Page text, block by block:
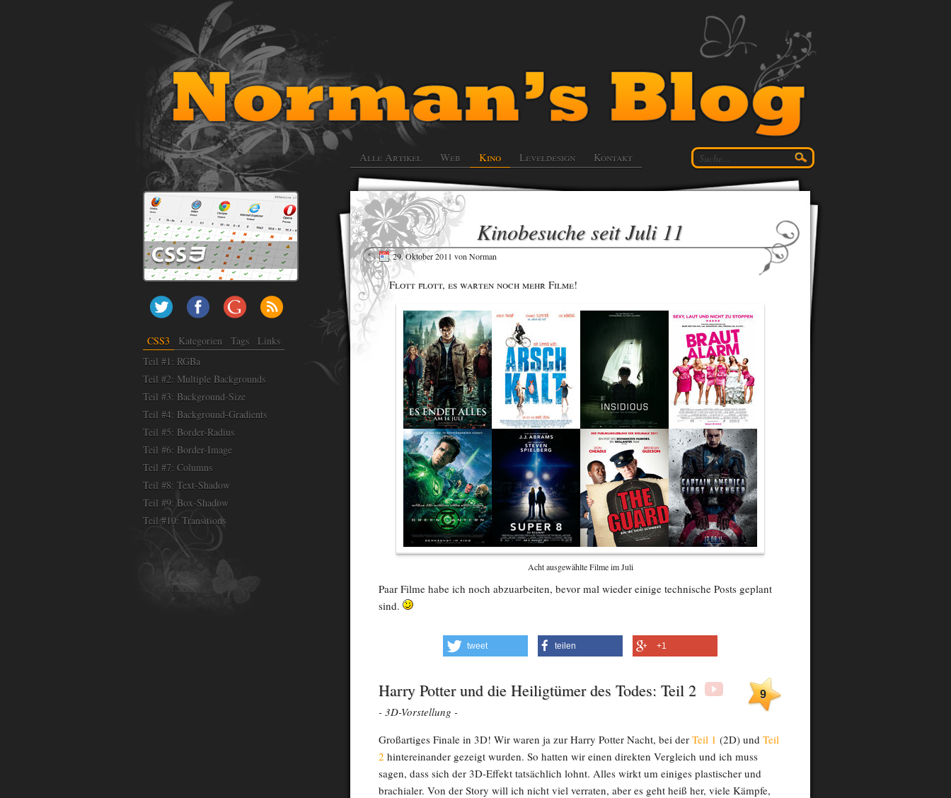
Alle Artikel Web Kino Leveldesign Kontakt
Kinobesuche seit Juli 11
29. Oktober 2011 von Norman
Flott flott, es warten noch mehr Filme!
Acht ausgewählte Filme im Juli
Paar Filme habe ich noch abzuarbeiten, bevor mal wieder einige technische Posts geplant
sind.
tweet teilen +1
Harry Potter und die Heiligtümer des Todes: Teil 2 9
- 3D-Vorstellung -
Großartiges Finale in 3D! Wir waren ja zur Harry Potter Nacht, bei der Teil 1 (2D) und Teil
2 hintereinander gezeigt wurden. So hatten wir einen direkten Vergleich und ich muss
sagen, dass sich der 3D-Effekt tatsächlich lohnt. Alles wirkt um einiges plastischer und
brachialer. Von der Story will ich nicht viel verraten, aber es geht heiß her, viele Kämpfe,
CSS3 Kategorien Tags
Links
Teil #1: RGBa
Teil #2: Multiple Backgrounds
Teil #3: Background-Size
Teil #4: Background-Gradients
Teil #5: Border-Radius
Teil #6: Border-Image
Teil #7: Columns
Teil #8: Text-Shadow
Teil #9: Box-Shadow
Teil #10: Transitions